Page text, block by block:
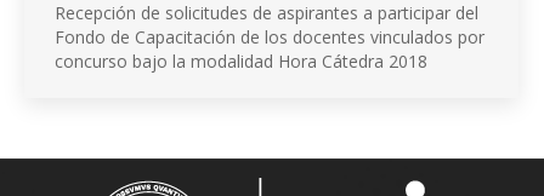
Recepción de solicitudes de aspirantes a participar del
Fondo de Capacitación de los docentes vinculados por
concurso bajo la modalidad Hora Cátedra 2018